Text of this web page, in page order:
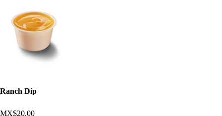
Ranch Dip
MX$20.00